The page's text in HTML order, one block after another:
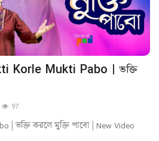
Korle Mukti Pabo | ভক্তি
97
| ভক্তি করলে মুক্তি পাবো | New Video